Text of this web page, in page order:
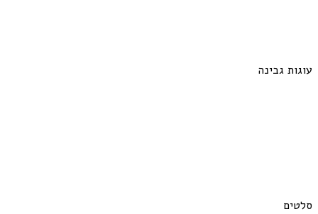
עוגות גבינה
סלטים